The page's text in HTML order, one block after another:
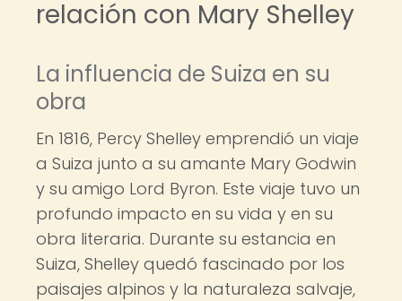
relación con Mary Shelley
La influencia de Suiza en su
obra
En 1816, Percy Shelley emprendió un viaje
a Suiza junto a su amante Mary Godwin
y su amigo Lord Byron. Este viaje tuvo un
profundo impacto en su vida y en su
obra literaria. Durante su estancia en
Suiza, Shelley quedó fascinado por los
paisajes alpinos y la naturaleza salvaje,